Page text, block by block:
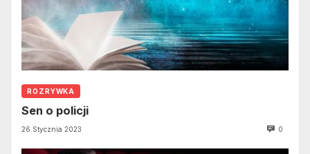
ROZRYWKA
Sen o policji
26 Stycznia 2023 0